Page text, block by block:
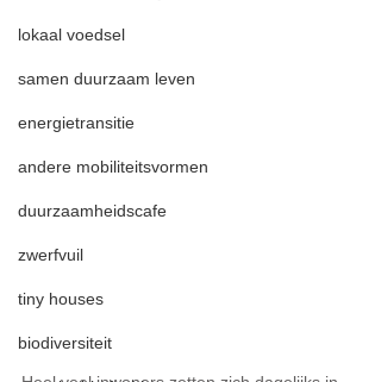
lokaal voedsel
samen duurzaam leven
energietransitie
andere mobiliteitsvormen
duurzaamheidscafe
zwerfvuil
tiny houses
biodiversiteit